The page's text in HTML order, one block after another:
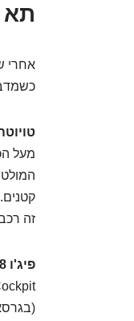
תא
אחרי
מעל
זה
פיג'ו 2008: